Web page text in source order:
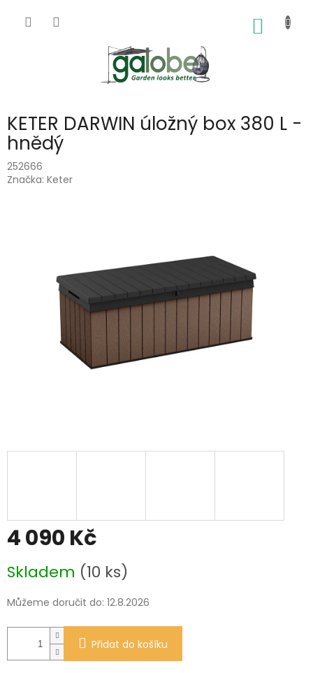
KETER DARWIN úložný box 380 L -
hnědý
252666
Značka: Keter
4 090 Kč
cena:
Skladem (10 ks)
Můžeme doručit do: 12.8.2026
Přidat do košíku